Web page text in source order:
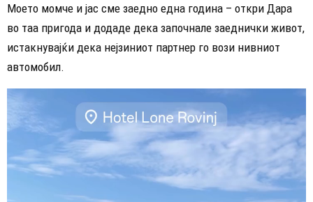
Моето момче и јас сме заедно една година – откри Дара
во таа пригода и додаде дека започнале заеднички живот,
истакнувајќи дека нејзиниот партнер го вози нивниот
автомобил.
В
е